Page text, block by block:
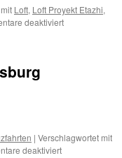
Loft, Loft Proyekt Etazhi,
deaktiviertfür
| Verschlagwortet mit
deaktiviertfür